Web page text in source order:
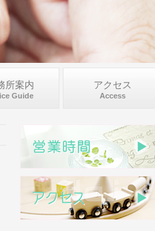
所案内
Guide
アクセス
Access